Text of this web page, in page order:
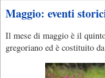
Maggio: eventi
Il mese di maggio è il
gregoriano ed è costituito